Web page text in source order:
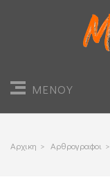
ΜΕΝΟΥ
Αρχικη > Αρθρογραφοι >